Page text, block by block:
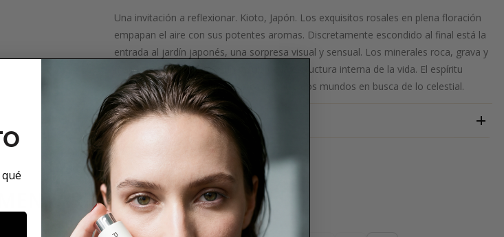
Una invitación a reflexionar. Kioto, Japón. Los exquisitos rosales en plena floración
empapan el aire con sus potentes aromas. Discretamente escondido al final está la
entrada al jardín japonés, una sorpresa visual y sensual. Los minerales roca, grava y
madera aparecen como un rastro de la estructura interna de la vida. El espíritu
parece estar en otro lugar, colgado entre dos mundos en busca de lo celestial.
SOBRE LA MARCA ELLA K